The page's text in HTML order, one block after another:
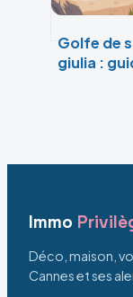
Golfe de
giulia :
Immo
Déco, maison,
Cannes et ses